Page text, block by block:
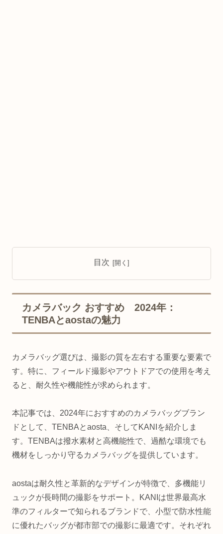
目次
カメラバック おすすめ 2024年：
TENBAとaostaの魅力
カメラバッグ選びは、撮影の質を左右する重要な要素で
す。特に、フィールド撮影やアウトドアでの使用を考え
ると、耐久性や機能性が求められます。
本記事では、2024年におすすめのカメラバッグブラン
ドとして、TENBAとaosta、そしてKANIを紹介しま
す。TENBAは撥水素材と高機能性で、過酷な環境でも
機材をしっかり守るカメラバッグを提供しています。
aostaは耐久性と革新的なデザインが特徴で、多機能リ
ュックが長時間の撮影をサポート。KANIは世界最高水
準のフィルターで知られるブランドで、小型で防水性能
に優れたバッグが都市部での撮影に最適です。それぞれ